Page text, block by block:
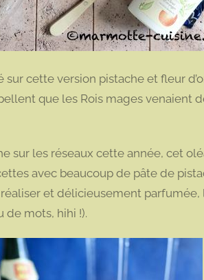
sur cette version pistache et fleur
que les Rois mages venaient
sur les réseaux cette année, cet
avec beaucoup de pâte de
et délicieusement
de mots, hihi !).